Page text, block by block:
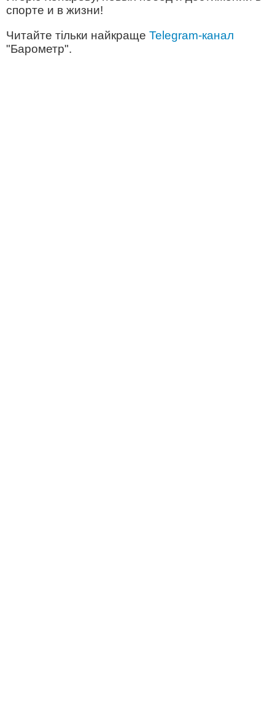
спорте и в жизни!
Читайте тільки найкраще Telegram-канал
"Барометр".